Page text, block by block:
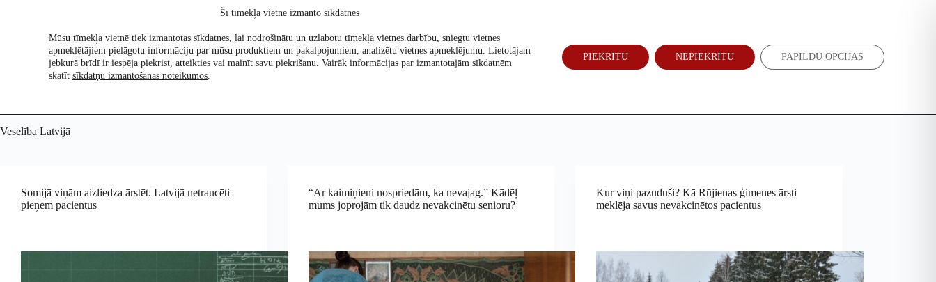
Pētījumi Re:Check Par mums Vēlēšanas 2026 EN RU
Veselība Latvijā
Somijā viņām aizliedza ārstēt. Latvijā netraucēti
pieņem pacientus
“Ar kaimiņieni nospriedām, ka nevajag.” Kādēļ
mums joprojām tik daudz nevakcinētu senioru?
Kur viņi pazuduši? Kā Rūjienas ģimenes ārsti
meklēja savus nevakcinētos pacientus
Šī tīmekļa vietne izmanto sīkdatnes
Mūsu tīmekļa vietnē tiek izmantotas sīkdatnes, lai nodrošinātu un uzlabotu tīmekļa vietnes darbību, sniegtu vietnes
apmeklētājiem pielāgotu informāciju par mūsu produktiem un pakalpojumiem, analizētu vietnes apmeklējumu. Lietotājam
jebkurā brīdī ir iespēja piekrist, atteikties vai mainīt savu piekrišanu. Vairāk informācijas par izmantotajām sīkdatnēm
skatīt sīkdatņu izmantošanas noteikumos.
PIEKRĪTU NEPIEKRĪTU PAPILDU OPCIJAS